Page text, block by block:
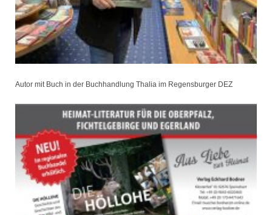
Autor mit Buch in der Buchhandlung Thalia im Regensburger DEZ